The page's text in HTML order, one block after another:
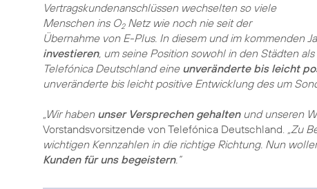
Vertragskundenanschlüssen wechselten so viele
Menschen ins O2Netz wie noch nie seit der
Übernahme von E-Plus. In diesem und im kommenden
investieren, um seine Position sowohl in den Städten
Telefónica Deutschland eine unveränderte bis leicht
unveränderte bis leicht positive Entwicklung des um
„Wir haben unser Versprechen gehaltenund unseren
Vorstandsvorsitzende von Telefónica Deutschland. „Zu
wichtigen Kennzahlen in die richtige Richtung. Nun
Kunden für uns begeistern.“